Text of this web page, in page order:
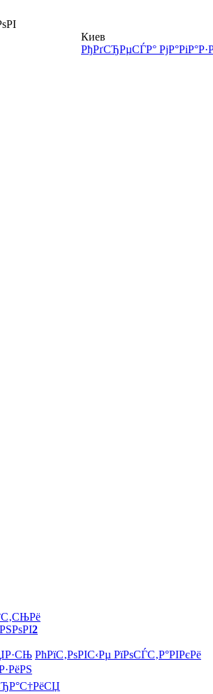
Киев
РђРґСЂРµСЃР°
2
РћРїС‚РѕРІС‹Рµ РїРѕСЃС‚Р°РІРєРё